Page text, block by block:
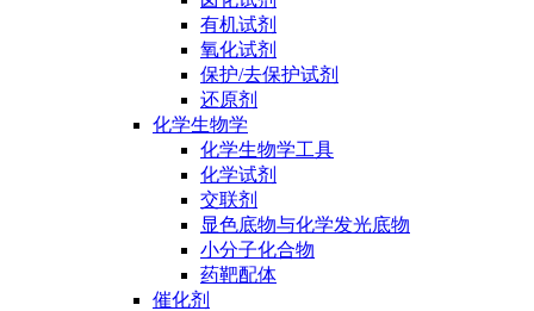
有机试剂
氧化试剂
保护/去保护试剂
还原剂
化学生物学
化学生物学工具
化学试剂
交联剂
显色底物与化学发光底物
小分子化合物
药靶配体
催化剂